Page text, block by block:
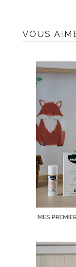
VOUS
MES